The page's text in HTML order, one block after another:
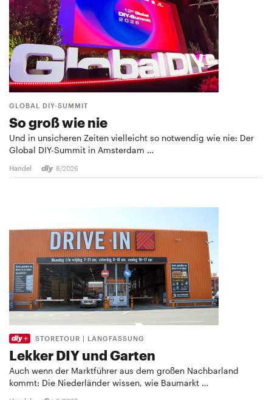
GLOBAL DIY-SUMMIT
So groß wie nie
Und in unsicheren Zeiten vielleicht so notwendig wie nie: Der
Global DIY-Summit in Amsterdam …
Handel 8/2026
STORETOUR | LANGFASSUNG
Lekker DIY und Garten
Auch wenn der Marktführer aus dem großen Nachbarland
kommt: Die Niederländer wissen, wie Baumarkt …